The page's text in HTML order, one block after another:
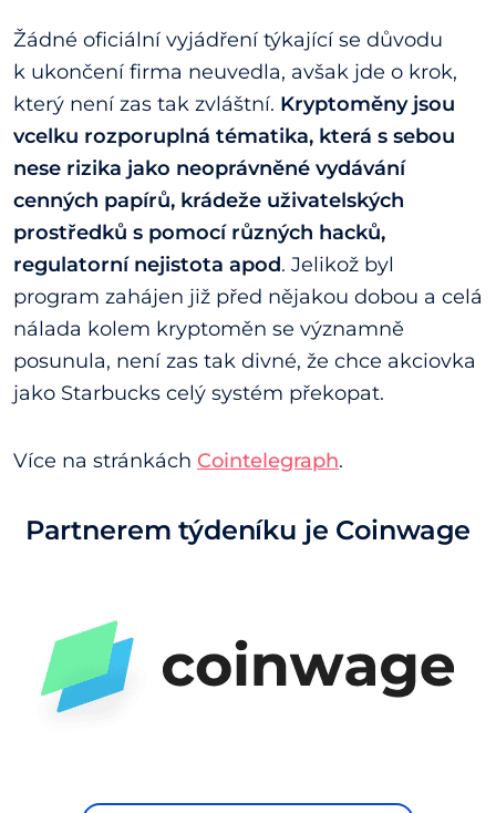
Žádné oficiální vyjádření týkající se důvodu
k ukončení firma neuvedla, avšak jde o krok,
který není zas tak zvláštní. Kryptoměny jsou
vcelku rozporuplná tématika, která s sebou
nese rizika jako neoprávněné vydávání
cenných papírů, krádeže uživatelských
prostředků s pomocí různých hacků,
regulatorní nejistota apod. Jelikož byl
program zahájen již před nějakou dobou a celá
nálada kolem kryptoměn se významně
posunula, není zas tak divné, že chce akciovka
jako Starbucks celý systém překopat.
Více na stránkách Cointelegraph.
Partnerem týdeníku je Coinwage